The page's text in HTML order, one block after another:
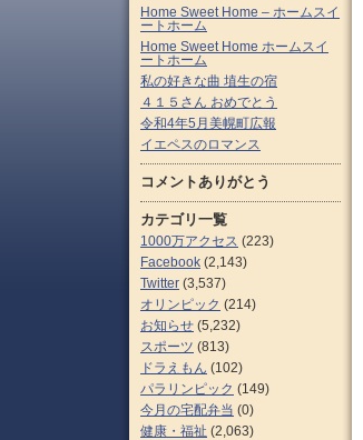
Home Sweet Home – ホームスイ
ートホーム
Home Sweet Home ホームスイ
ートホーム
私の好きな曲 埴生の宿
４１５さん おめでとう
令和4年5月美幌町広報
イエペスのロマンス
コメントありがとう
カテゴリ一覧
1000万アクセス (223)
Facebook (2,143)
Twitter (3,537)
オリンピック (214)
お知らせ (5,232)
スポーツ (813)
ドラえもん (102)
パラリンピック (149)
今月の宅配弁当 (0)
健康・福祉 (2,063)